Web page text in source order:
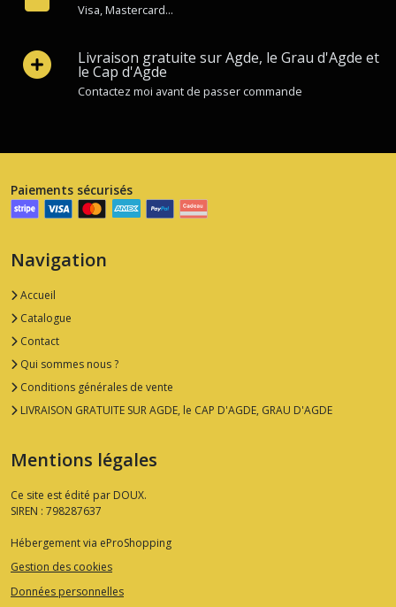
Visa, Mastercard...
Livraison gratuite sur Agde, le Grau d'Agde et
le Cap d'Agde
Contactez moi avant de passer commande
résultats
Paiements sécurisés
Navigation
Accueil
Catalogue
Contact
Qui sommes nous ?
Conditions générales de vente
LIVRAISON GRATUITE SUR AGDE, le CAP D'AGDE, GRAU D'AGDE
Mentions légales
Ce site est édité par DOUX.
SIREN : 798287637
Hébergement via eProShopping
Gestion des cookies
Données personnelles